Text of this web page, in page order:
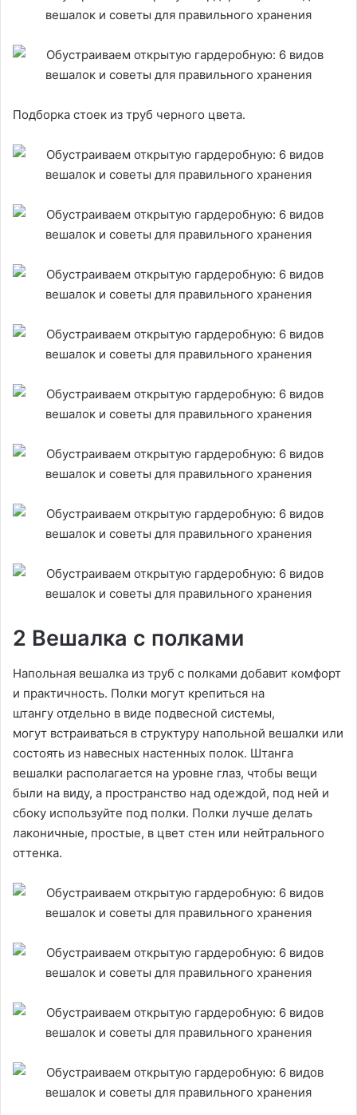
Подборка стоек из труб черного цвета.
2 Вешалка с полками
Напольная вешалка из труб с полками добавит комфорт
и практичность. Полки могут крепиться на
штангу отдельно в виде подвесной системы,
могут встраиваться в структуру напольной вешалки или
состоять из навесных настенных полок. Штанга
вешалки располагается на уровне глаз, чтобы вещи
были на виду, а пространство над одеждой, под ней и
сбоку используйте под полки. Полки лучше делать
лаконичные, простые, в цвет стен или нейтрального
оттенка.